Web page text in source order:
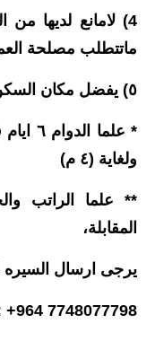
4) لامانع لديها
ماتتطلب مصلحة
٥) يفضل مكان السكن في جانب الكرخ .
ولغاية (٤ م)
** علما الراتب
المقابلة،
يرجى ارسال السيره
7748077798